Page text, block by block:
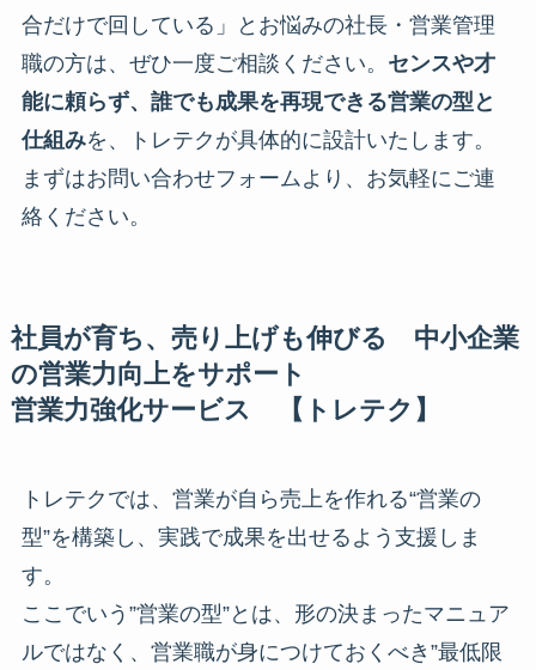
合だけで回している」とお悩みの社長・営業管理
職の方は、ぜひ一度ご相談ください。 センスや才
能に頼らず、誰でも成果を再現できる営業の型と
仕組みを、トレテクが具体的に設計いたします。
まずはお問い合わせフォームより、お気軽にご連
絡ください。
社員が育ち、売り上げも伸びる 中小企業
の営業力向上をサポート
営業力強化サービス 【トレテク】
トレテクでは、営業が自ら売上を作れる“営業の
型”を構築し、実践で成果を出せるよう支援しま
す。
ここでいう”営業の型”とは、形の決まったマニュア
ルではなく、営業職が身につけておくべき”最低限